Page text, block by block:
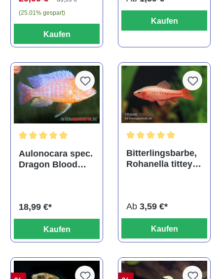
(25.01% gespart)
Kaufen
Kaufen
Durchschnittliche Bewertung von 5 von 5 Sternen
Aulonocara spec.
Dragon Blood
18,99 €*
Kaufen
Bitterlingsbarbe,
Rohanella titteya,
Ab 3,59 €*
Kaufen